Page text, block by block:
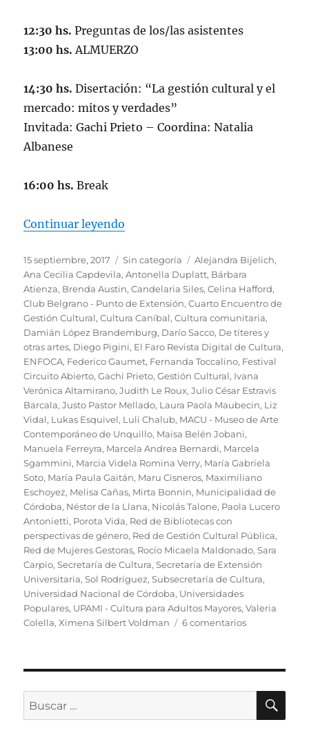
12:30 hs.Preguntas de los/las asistentes
13:00 hs. ALMUERZO
14:30 hs.Disertación: “La gestión cultural y el
mercado: mitos y verdades”
Invitada: Gachi Prieto – Coordina: Natalia
Albanese
16:00 hs.Break
Continuar leyendo
Publicado
el
15 septiembre, 2017 Categorías
Sin categoría Etiquetas
Alejandra Bijelich,
Ana Cecilia Capdevila,Antonella Duplatt, Bárbara
Atienza, Brenda Austin,Candelaria Siles,Celina Hafford,
Club Belgrano - Punto de Extensión,Cuarto Encuentro de
Gestión Cultural,Cultura Caníbal,Cultura comunitaria,
Damián López Brandemburg, Darío Sacco, De títeres y
otras artes, Diego Pigini, El Faro Revista Digital de Cultura,
ENFOCA, Federico Gaumet, Fernanda Toccalino, Festival
Circuito Abierto,Gachi Prieto,Gestión Cultural, Ivana
Verónica Altamirano,Judith Le Roux,Julio César Estravis
Barcala,Justo Pastor Mellado, Laura Paola Maubecin, Liz
Vidal, Lukas Esquivel, Luli Chalub, MACU - Museo de Arte
Contemporáneo de Unquillo, Maisa Belén Jobani,
Manuela Ferreyra, Marcela Andrea Bernardi, Marcela
Sgammini, Marcia Videla Romina Verry, María Gabriela
Soto, María Paula Gaitán, Maru Cisneros, Maximiliano
Eschoyez, Melisa Cañas, Mirta Bonnin, Municipalidad de
Córdoba, Néstor de la Llana, Nicolás Talone, Paola Lucero
Antonietti, Porota Vida, Red de Bibliotecas con
perspectivas de género, Red de Gestión Cultural Pública,
Red de Mujeres Gestoras, Rocío Micaela Maldonado,Sara
Carpio,Secretaría de Cultura,Secretaría de Extensión
Universitaria,Sol Rodríguez,Subsecretaría de Cultura,
Universidad Nacional de Córdoba, Universidades
Populares, UPAMI - Cultura para Adultos Mayores,Valeria
Colella,Ximena Silbert Voldman 6 comentariosen
CULTURAL
Buscar
por: